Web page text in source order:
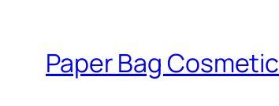
Paper Bag Cosmetic